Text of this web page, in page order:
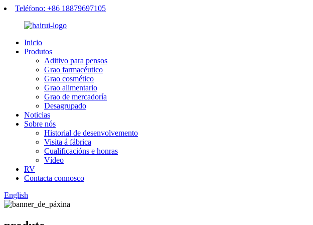
Teléfono: +86 18879697105
Inicio
Produtos
Aditivo para pensos
Grao farmacéutico
Grao cosmético
Grao alimentario
Grao de mercadoría
Desagrupado
Noticias
Sobre nós
Historial de desenvolvemento
Visita á fábrica
Cualificacións e honras
Vídeo
RV
Contacta connosco
English